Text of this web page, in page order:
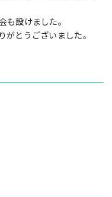
も設けました。
とうございました。